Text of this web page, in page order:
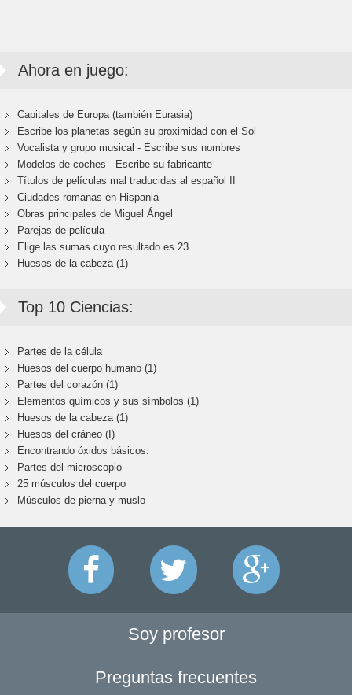
Ahora en juego:
Capitales de Europa (también Eurasia)
Escribe los planetas según su proximidad con el Sol
Vocalista y grupo musical - Escribe sus nombres
Modelos de coches - Escribe su fabricante
Títulos de películas mal traducidas al español II
Ciudades romanas en Hispania
Obras principales de Miguel Ángel
Parejas de película
Elige las sumas cuyo resultado es 23
Huesos de la cabeza (1)
Top 10 Ciencias:
Partes de la célula
Huesos del cuerpo humano (1)
Partes del corazón (1)
Elementos químicos y sus símbolos (1)
Huesos de la cabeza (1)
Huesos del cráneo (I)
Encontrando óxidos básicos.
Partes del microscopio
25 músculos del cuerpo
Músculos de pierna y muslo
Soy profesor
Preguntas frecuentes